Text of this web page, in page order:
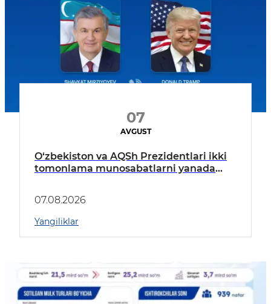
07
AVGUST
O‘zbekiston va AQSh Prezidentlari ikki
tomonlama munosabatlarni yanada
07.08.2026
Yangiliklar